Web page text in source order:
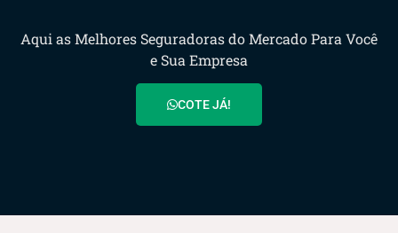
Aqui as Melhores Seguradoras do Mercado Para Você
e Sua Empresa
COTE JÁ!